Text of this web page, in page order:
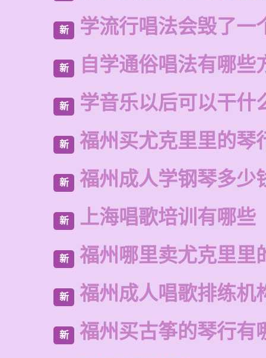
新 学流行唱法会毁了一
新 自学通俗唱法有哪些
新 学音乐以后可以干什
新 福州买尤克里里的琴
新 福州成人学钢琴多少
新 上海唱歌培训有哪些
新 福州哪里卖尤克里里
新 福州成人唱歌排练机
新 福州买古筝的琴行有